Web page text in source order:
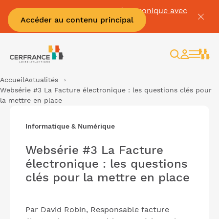
Accéder au contenu principal
Soyez prêt pour la facture électronique avec
Cerfrance
Rechercher
Espace
AccueilActualités
Websérie #3 La Facture électronique : les questions clés pour
la mettre en place
Informatique & Numérique
Websérie #3 La Facture
électronique : les questions
clés pour la mettre en place
Par David Robin, Responsable facture